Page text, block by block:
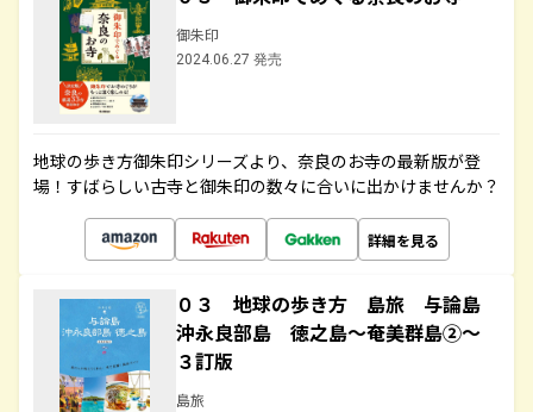
御朱印
2024.06.27 発売
地球の歩き方御朱印シリーズより、奈良のお寺の最新版が登
場！すばらしい古寺と御朱印の数々に合いに出かけませんか？
詳細を見る
０３ 地球の歩き方 島旅 与論島
沖永良部島 徳之島～奄美群島②～
３訂版
島旅